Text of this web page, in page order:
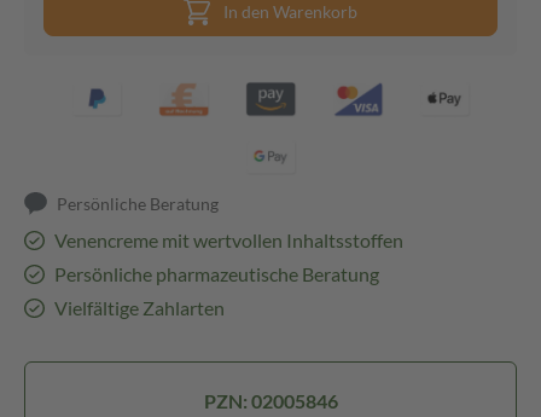
In den Warenkorb
Persönliche Beratung
Venencreme mit wertvollen Inhaltsstoffen
Persönliche pharmazeutische Beratung
Vielfältige Zahlarten
PZN: 02005846